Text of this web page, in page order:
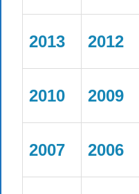
2013 2012
2010 2009
2007 2006